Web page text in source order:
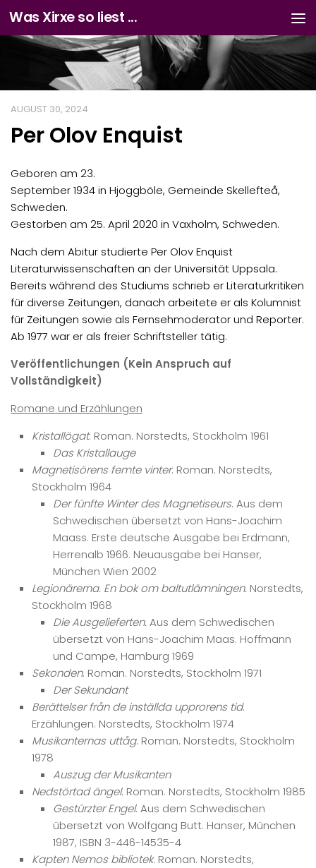
Zum Inhalt springen
Was Xirxe so liest ...
AUGUST 30, 2024
Per Olov Enquist
Geboren am 23.
September 1934 in Hjoggböle, Gemeinde Skellefteå,
Schweden.
Gestorben am 25. April 2020 in Vaxholm, Schweden.
Nach dem Abitur studierte Per Olov Enquist
Literaturwissenschaften an der Universität Uppsala.
Bereits während des Studiums schrieb er Literaturkritiken
für diverse Zeitungen, danach arbeitete er als Kolumnist
für Zeitungen sowie als Fernsehmoderator und Reporter.
Ab 1977 war er als freier Schriftsteller tätig.
Veröffentlichungen (Kein Anspruch auf
Vollständigkeit)
Romane und Erzählungen
Kristallögat. Roman. Norstedts, Stockholm 1961
Das Kristallauge
Magnetisörens femte vinter. Roman. Norstedts,
Stockholm 1964
Der fünfte Winter des Magnetiseurs. Aus dem
Schwedischen übersetzt von Hans-Joachim
Maass. Erste deutsche Ausgabe bei Erdmann,
Herrenalb 1966. Neuausgabe bei Hanser,
München Wien 2002
Legionärerna. En bok om baltutlämningen. Norstedts,
Stockholm 1968
Die Ausgelieferten.Aus dem Schwedischen
übersetzt von Hans-Joachim Maas. Hoffmann
und Campe, Hamburg 1969
Sekonden. Roman. Norstedts, Stockholm 1971
Der Sekundant
Berättelser från de inställda upprorens tid.
Erzählungen. Norstedts, Stockholm 1974
Musikanternas uttåg. Roman. Norstedts, Stockholm
1978
Auszug der Musikanten
Nedstörtad ängel. Roman. Norstedts, Stockholm 1985
Gestürzter Engel. Aus dem Schwedischen
übersetzt von Wolfgang Butt. Hanser, München
1987, ISBN 3-446-14535-4
Kapten Nemos bibliotek. Roman. Norstedts,